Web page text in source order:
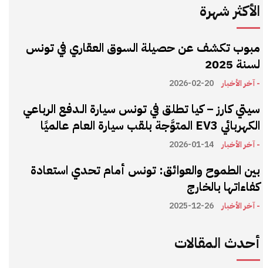
الأكثر شهرة
مبوب تكشف عن حصيلة السوق العقاري في تونس
لسنة 2025
- آخر الأخبار 2026-02-20
سيتي كارز – كيا تطلق في تونس سيارة الـدفع الرباعي
الكهربائي EV3 المتوَّجة بلقب سيارة العام عالميًا
- آخر الأخبار 2026-01-14
بين الطموح والعوائق: تونس أمام تحدي استعادة
كفاءاتها بالخارج
- آخر الأخبار 2025-12-26
أحدث المقالات